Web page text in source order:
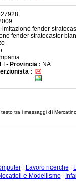
27928
imitazione fender
fender stratocaster
- Provincia : NA
:
testo tra i messaggi di
| Lavoro ricerche
e Modellismo|